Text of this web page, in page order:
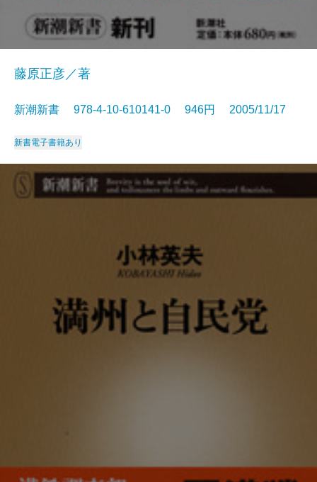
藤原正彦／著
新潮新書 978-4-10-610141-0 946円 2005/11/17
新書電子書籍あり